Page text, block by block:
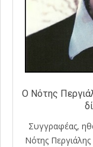
Ο Νότης
Συγγραφέας,
Νότης